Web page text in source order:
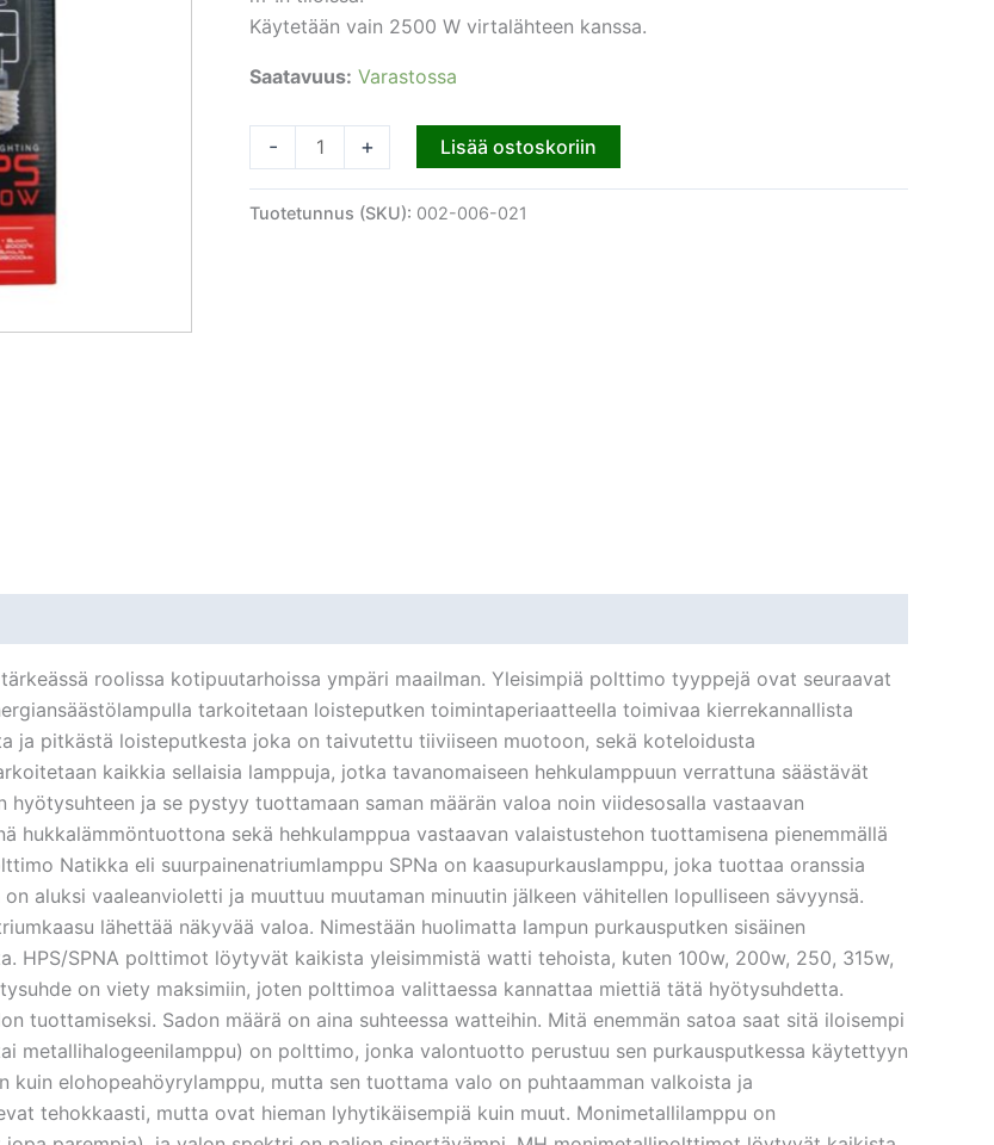
Käytetään vain 2500 W virtalähteen kanssa.
Saatavuus: Varastossa
- + Lisää ostoskoriin
Tuotetunnus (SKU): 002-006-021
roolissa kotipuutarhoissa ympäri maailman. Yleisimpiä polttimo tyyppejä ovat seuraavat
tarkoitetaan loisteputken toimintaperiaatteella toimivaa kierrekannallista
ja pitkästä loisteputkesta joka on taivutettu tiiviiseen muotoon, sekä koteloidusta
kaikkia sellaisia lamppuja, jotka tavanomaiseen hehkulamppuun verrattuna säästävät
hyötysuhteen ja se pystyy tuottamaan saman määrän valoa noin viidesosalla vastaavan
hukkalämmöntuottona sekä hehkulamppua vastaavan valaistustehon tuottamisena pienemmällä
Natikka eli suurpainenatriumlamppu SPNa on kaasupurkauslamppu, joka tuottaa oranssia
aluksi vaaleanvioletti ja muuttuu muutaman minuutin jälkeen vähitellen lopulliseen sävyynsä.
lähettää näkyvää valoa. Nimestään huolimatta lampun purkausputken sisäinen
HPS/SPNA polttimot löytyvät kaikista yleisimmistä watti tehoista, kuten 100w, 200w, 250, 315w,
on viety maksimiin, joten polttimoa valittaessa kannattaa miettiä tätä hyötysuhdetta.
tuottamiseksi. Sadon määrä on aina suhteessa watteihin. Mitä enemmän satoa saat sitä iloisempi
metallihalogeenilamppu) on polttimo, jonka valontuotto perustuu sen purkausputkessa käytettyyn
kuin elohopeahöyrylamppu, mutta sen tuottama valo on puhtaamman valkoista ja
tehokkaasti, mutta ovat hieman lyhytikäisempiä kuin muut. Monimetallilamppu on